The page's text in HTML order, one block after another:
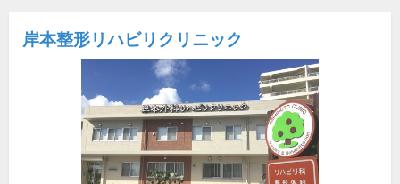
岸本整形リハビリクリニック